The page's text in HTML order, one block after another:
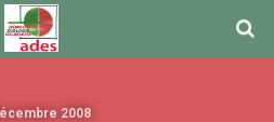
2008